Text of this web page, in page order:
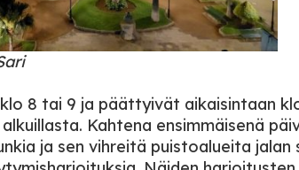
8 tai 9 ja päättyivät aikaisintaan
Kahtena ensimmäisenä
ja sen vihreitä puistoalueita jalan